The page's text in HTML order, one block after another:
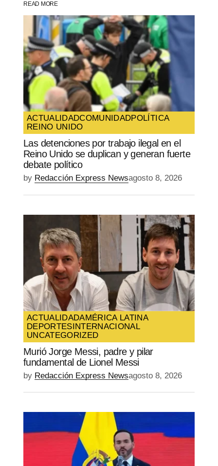
Your Name*
Your E-mail
Guarda mi nombre, correo electrónico y
web en este navegador para la próxima
vez que comente.
SUBMIT COMMENT
READ MORE
ACTUALIDADCOMUNIDADPOLÍTICA
REINO UNIDO
Las detenciones por trabajo ilegal en el
Reino Unido se duplican y generan fuerte
debate político
by Redacción Express Newsagosto 8, 2026
ACTUALIDADAMÉRICA LATINA
DEPORTESINTERNACIONAL
UNCATEGORIZED
Murió Jorge Messi, padre y pilar
fundamental de Lionel Messi
by Redacción Express Newsagosto 8, 2026